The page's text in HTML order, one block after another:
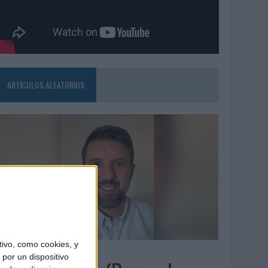
como cookies, y
un dispositivo
ARTÍCULOS ALEATORIOS
08/2026